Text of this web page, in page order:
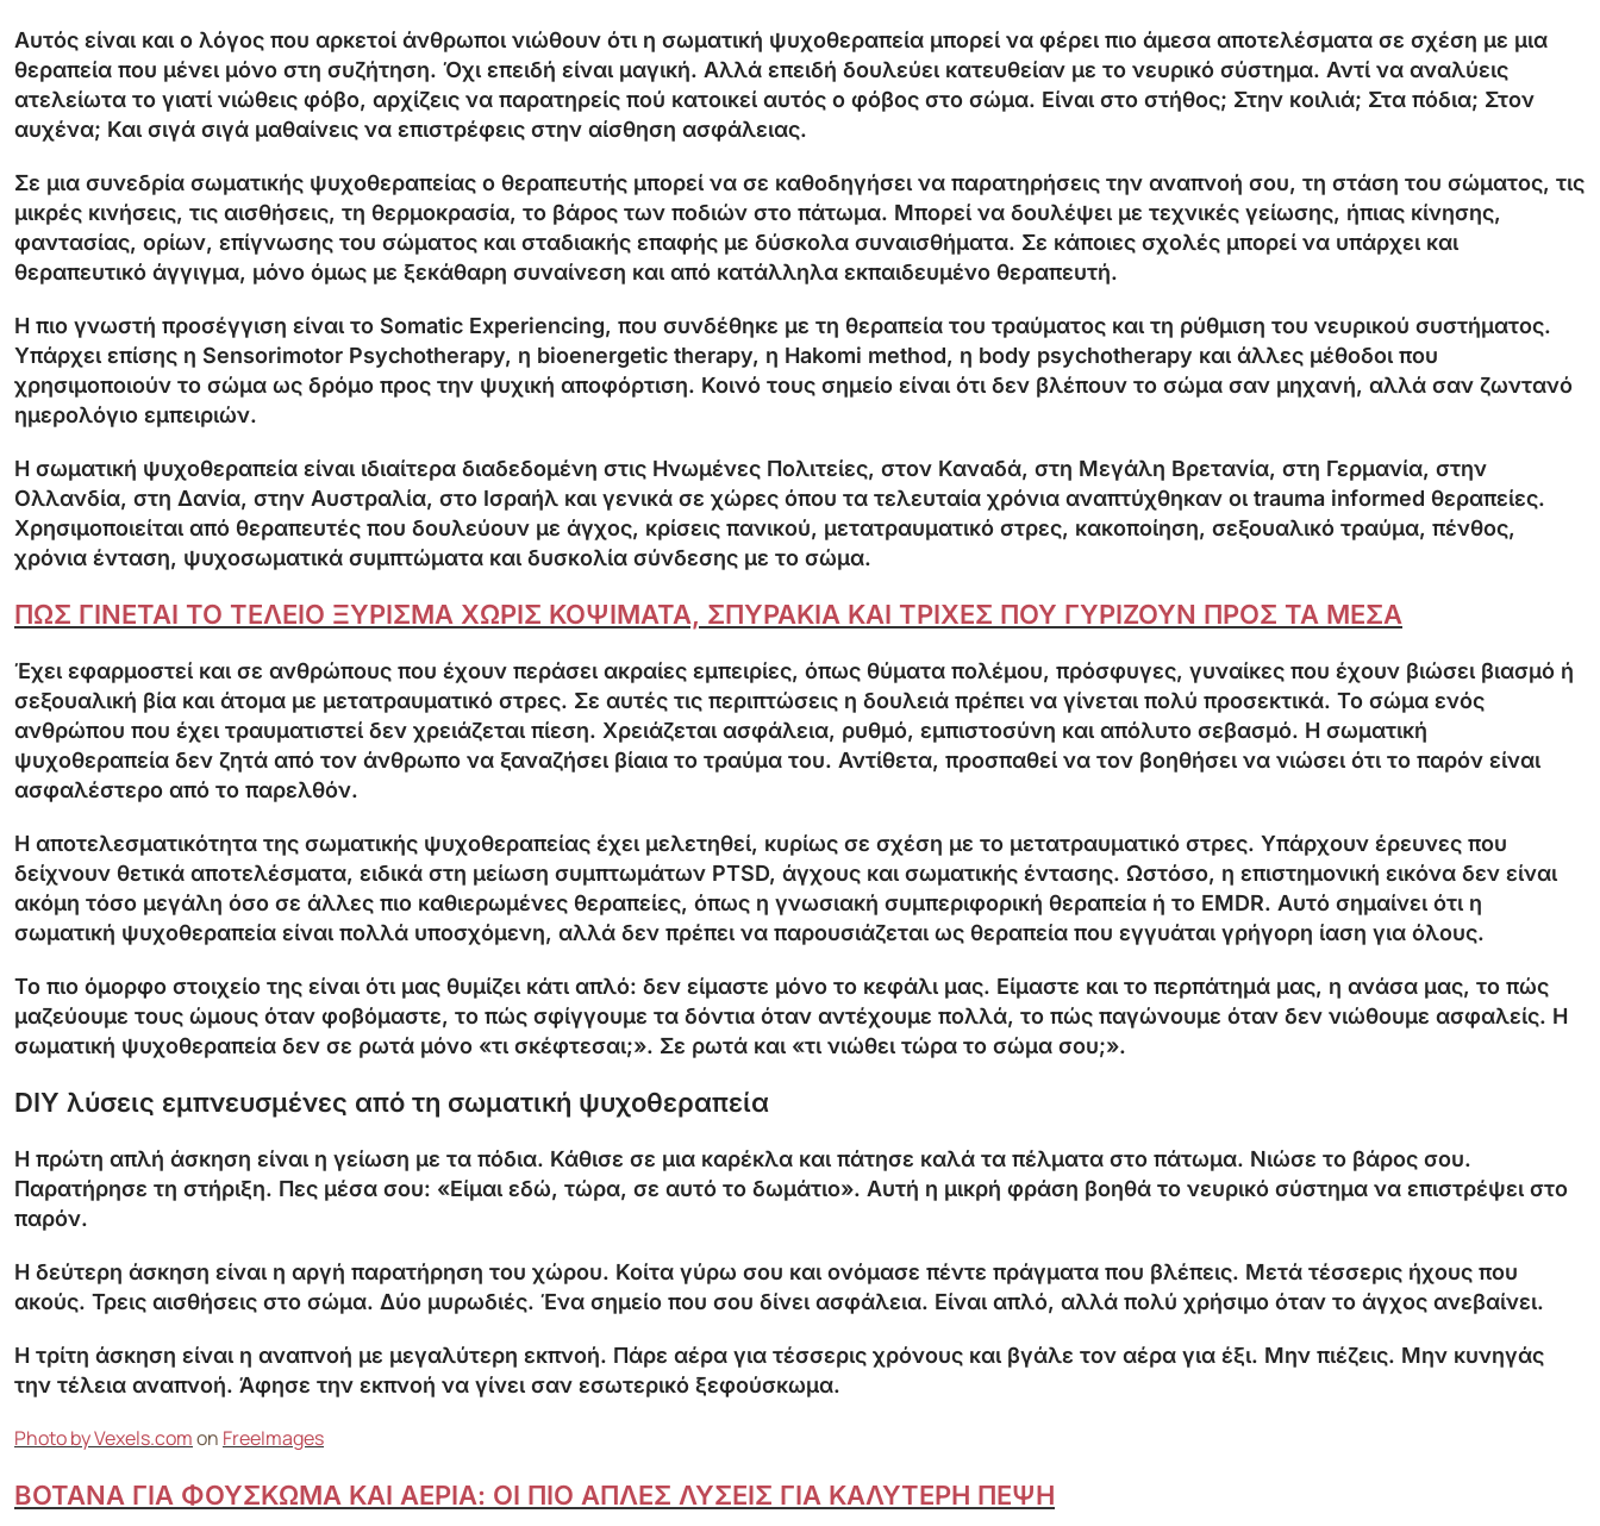
Αυτός είναι και ο λόγος που αρκετοί άνθρωποι νιώθουν ότι η σωματική ψυχοθεραπεία μπορεί να φέρει πιο άμεσα αποτελέσματα σε σχέση με μια
θεραπεία που μένει μόνο στη συζήτηση. Όχι επειδή είναι μαγική. Αλλά επειδή δουλεύει κατευθείαν με το νευρικό σύστημα. Αντί να αναλύεις
ατελείωτα το γιατί νιώθεις φόβο, αρχίζεις να παρατηρείς πού κατοικεί αυτός ο φόβος στο σώμα. Είναι στο στήθος; Στην κοιλιά; Στα πόδια; Στον
αυχένα; Και σιγά σιγά μαθαίνεις να επιστρέφεις στην αίσθηση ασφάλειας.
Σε μια συνεδρία σωματικής ψυχοθεραπείας ο θεραπευτής μπορεί να σε καθοδηγήσει να παρατηρήσεις την αναπνοή σου, τη στάση του σώματος, τις
μικρές κινήσεις, τις αισθήσεις, τη θερμοκρασία, το βάρος των ποδιών στο πάτωμα. Μπορεί να δουλέψει με τεχνικές γείωσης, ήπιας κίνησης,
φαντασίας, ορίων, επίγνωσης του σώματος και σταδιακής επαφής με δύσκολα συναισθήματα. Σε κάποιες σχολές μπορεί να υπάρχει και
θεραπευτικό άγγιγμα, μόνο όμως με ξεκάθαρη συναίνεση και από κατάλληλα εκπαιδευμένο θεραπευτή.
Η πιο γνωστή προσέγγιση είναι το Somatic Experiencing, που συνδέθηκε με τη θεραπεία του τραύματος και τη ρύθμιση του νευρικού συστήματος.
Υπάρχει επίσης η Sensorimotor Psychotherapy, η bioenergetic therapy, η Hakomi method, η body psychotherapy και άλλες μέθοδοι που
χρησιμοποιούν το σώμα ως δρόμο προς την ψυχική αποφόρτιση. Κοινό τους σημείο είναι ότι δεν βλέπουν το σώμα σαν μηχανή, αλλά σαν ζωντανό
ημερολόγιο εμπειριών.
Η σωματική ψυχοθεραπεία είναι ιδιαίτερα διαδεδομένη στις Ηνωμένες Πολιτείες, στον Καναδά, στη Μεγάλη Βρετανία, στη Γερμανία, στην
Ολλανδία, στη Δανία, στην Αυστραλία, στο Ισραήλ και γενικά σε χώρες όπου τα τελευταία χρόνια αναπτύχθηκαν οι trauma informed θεραπείες.
Χρησιμοποιείται από θεραπευτές που δουλεύουν με άγχος, κρίσεις πανικού, μετατραυματικό στρες, κακοποίηση, σεξουαλικό τραύμα, πένθος,
χρόνια ένταση, ψυχοσωματικά συμπτώματα και δυσκολία σύνδεσης με το σώμα.
ΠΩΣ ΓΙΝΕΤΑΙ ΤΟ ΤΕΛΕΙΟ ΞΥΡΙΣΜΑ ΧΩΡΙΣ ΚΟΨΙΜΑΤΑ, ΣΠΥΡΑΚΙΑ ΚΑΙ ΤΡΙΧΕΣ ΠΟΥ ΓΥΡΙΖΟΥΝ ΠΡΟΣ ΤΑ ΜΕΣΑ
Έχει εφαρμοστεί και σε ανθρώπους που έχουν περάσει ακραίες εμπειρίες, όπως θύματα πολέμου, πρόσφυγες, γυναίκες που έχουν βιώσει βιασμό ή
σεξουαλική βία και άτομα με μετατραυματικό στρες. Σε αυτές τις περιπτώσεις η δουλειά πρέπει να γίνεται πολύ προσεκτικά. Το σώμα ενός
ανθρώπου που έχει τραυματιστεί δεν χρειάζεται πίεση. Χρειάζεται ασφάλεια, ρυθμό, εμπιστοσύνη και απόλυτο σεβασμό. Η σωματική
ψυχοθεραπεία δεν ζητά από τον άνθρωπο να ξαναζήσει βίαια το τραύμα του. Αντίθετα, προσπαθεί να τον βοηθήσει να νιώσει ότι το παρόν είναι
ασφαλέστερο από το παρελθόν.
Η αποτελεσματικότητα της σωματικής ψυχοθεραπείας έχει μελετηθεί, κυρίως σε σχέση με το μετατραυματικό στρες. Υπάρχουν έρευνες που
δείχνουν θετικά αποτελέσματα, ειδικά στη μείωση συμπτωμάτων PTSD, άγχους και σωματικής έντασης. Ωστόσο, η επιστημονική εικόνα δεν είναι
ακόμη τόσο μεγάλη όσο σε άλλες πιο καθιερωμένες θεραπείες, όπως η γνωσιακή συμπεριφορική θεραπεία ή το EMDR. Αυτό σημαίνει ότι η
σωματική ψυχοθεραπεία είναι πολλά υποσχόμενη, αλλά δεν πρέπει να παρουσιάζεται ως θεραπεία που εγγυάται γρήγορη ίαση για όλους.
Το πιο όμορφο στοιχείο της είναι ότι μας θυμίζει κάτι απλό: δεν είμαστε μόνο το κεφάλι μας. Είμαστε και το περπάτημά μας, η ανάσα μας, το πώς
μαζεύουμε τους ώμους όταν φοβόμαστε, το πώς σφίγγουμε τα δόντια όταν αντέχουμε πολλά, το πώς παγώνουμε όταν δεν νιώθουμε ασφαλείς. Η
σωματική ψυχοθεραπεία δεν σε ρωτά μόνο «τι σκέφτεσαι;». Σε ρωτά και «τι νιώθει τώρα το σώμα σου;».
DIY λύσεις εμπνευσμένες από τη σωματική ψυχοθεραπεία
Η πρώτη απλή άσκηση είναι η γείωση με τα πόδια. Κάθισε σε μια καρέκλα και πάτησε καλά τα πέλματα στο πάτωμα. Νιώσε το βάρος σου.
Παρατήρησε τη στήριξη. Πες μέσα σου: «Είμαι εδώ, τώρα, σε αυτό το δωμάτιο». Αυτή η μικρή φράση βοηθά το νευρικό σύστημα να επιστρέψει στο
παρόν.
Η δεύτερη άσκηση είναι η αργή παρατήρηση του χώρου. Κοίτα γύρω σου και ονόμασε πέντε πράγματα που βλέπεις. Μετά τέσσερις ήχους που
ακούς. Τρεις αισθήσεις στο σώμα. Δύο μυρωδιές. Ένα σημείο που σου δίνει ασφάλεια. Είναι απλό, αλλά πολύ χρήσιμο όταν το άγχος ανεβαίνει.
Η τρίτη άσκηση είναι η αναπνοή με μεγαλύτερη εκπνοή. Πάρε αέρα για τέσσερις χρόνους και βγάλε τον αέρα για έξι. Μην πιέζεις. Μην κυνηγάς
την τέλεια αναπνοή. Άφησε την εκπνοή να γίνει σαν εσωτερικό ξεφούσκωμα.
Photo by Vexels.comon FreeImages
ΒΟΤΑΝΑ ΓΙΑ ΦΟΥΣΚΩΜΑ ΚΑΙ ΑΕΡΙΑ: ΟΙ ΠΙΟ ΑΠΛΕΣ ΛΥΣΕΙΣ ΓΙΑ ΚΑΛΥΤΕΡΗ ΠΕΨΗ